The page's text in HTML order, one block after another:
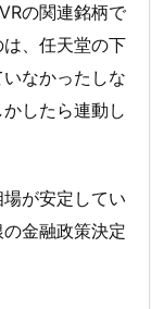
の関連銘柄で
、任天堂の下
なかったしな
したら連動し
が安定してい
金融政策決定